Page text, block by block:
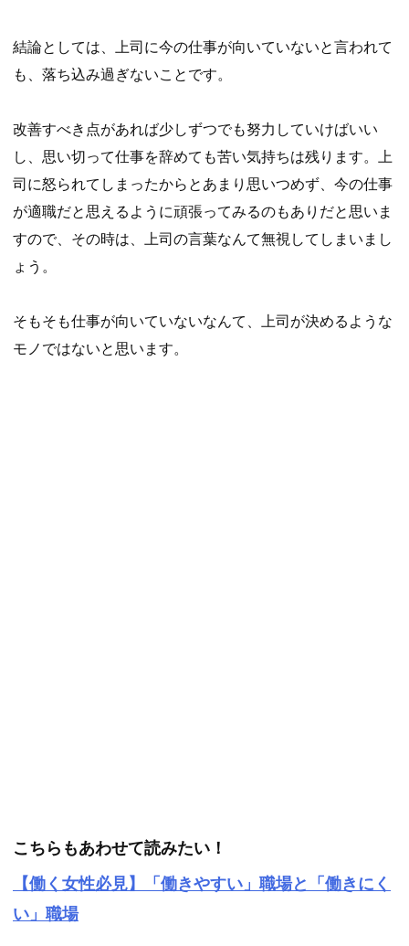
結論としては、上司に今の仕事が向いていないと言われて
も、落ち込み過ぎないことです。
改善すべき点があれば少しずつでも努力していけばいい
し、思い切って仕事を辞めても苦い気持ちは残ります。上
司に怒られてしまったからとあまり思いつめず、今の仕事
が適職だと思えるように頑張ってみるのもありだと思いま
すので、その時は、上司の言葉なんて無視してしまいまし
ょう。
そもそも仕事が向いていないなんて、上司が決めるような
モノではないと思います。
こちらもあわせて読みたい！
【働く女性必見】「働きやすい」職場と「働きにく
い」職場